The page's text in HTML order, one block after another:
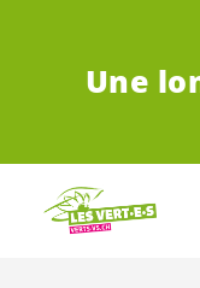
Une